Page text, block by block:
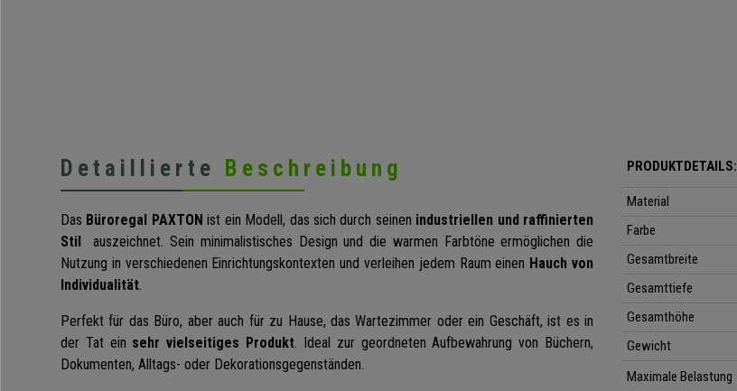
Detaillierte Beschreibung
Das Büroregal PAXTON ist ein Modell, das sich durch seinen industriellen und raffinierten
Stil auszeichnet. Sein minimalistisches Design und die warmen Farbtöne ermöglichen die
Nutzung in verschiedenen Einrichtungskontexten und verleihen jedem Raum einen Hauch von
Individualität.
Perfekt für das Büro, aber auch für zu Hause, das Wartezimmer oder ein Geschäft, ist es in
der Tat ein sehr vielseitiges Produkt. Ideal zur geordneten Aufbewahrung von Büchern,
Dokumenten, Alltags- oder Dekorationsgegenständen.
PRODUKTDETAILS:
Material
Farbe
Gesamtbreite
Gesamttiefe
Gesamthöhe
Gewicht
Maximale Belastung